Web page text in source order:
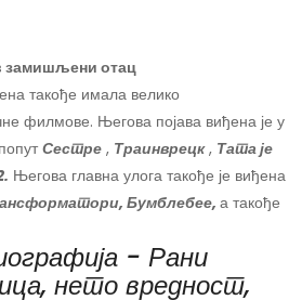
замишљени отац
такође имала велико
филмове. Његова појава виђена је у
Сестре , Траинврецк , Тата је
Његова главна улога такође је виђена
Бумблебее, а такође
- Рани
нето вредност,